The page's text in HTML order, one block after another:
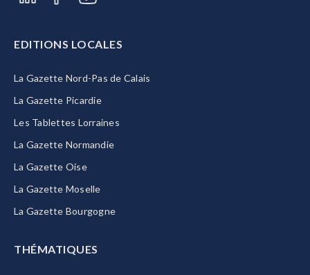
EDITIONS LOCALES
La Gazette Nord-Pas de Calais
La Gazette Picardie
Les Tablettes Lorraines
La Gazette Normandie
La Gazette Oise
La Gazette Moselle
La Gazette Bourgogne
THÉMATIQUES